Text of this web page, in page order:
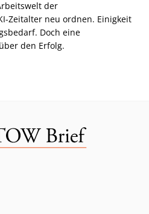
der
Zeitalter neu ordnen. Einigkeit
Doch eine
den Erfolg.